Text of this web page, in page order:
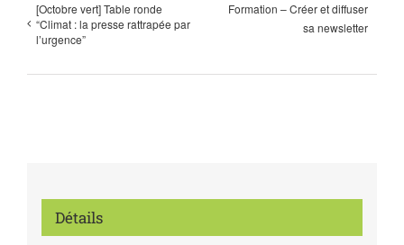
[Octobre vert] Table ronde
“Climat : la presse rattrapée par
l’urgence”
Formation – Créer et diffuser
sa newsletter
Détails